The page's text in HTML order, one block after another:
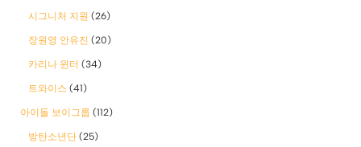
시그니처 지원 (26)
장원영 안유진 (20)
카리나 윈터 (34)
트와이스 (41)
아이돌 보이그룹 (112)
방탄소년단 (25)